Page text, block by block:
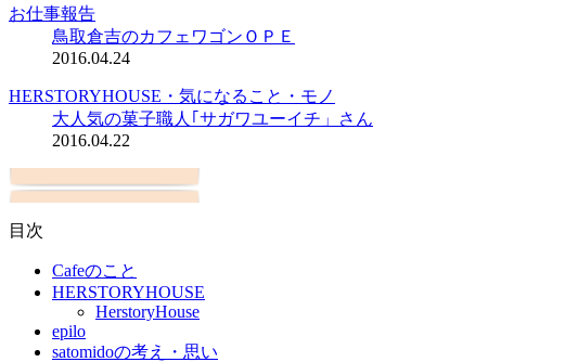
お仕事報告
鳥取倉吉のカフェワゴンＯＰＥ
2016.04.24
HERSTORYHOUSE・気になること・モノ
大人気の菓子職人｢サガワユーイチ」さん
2016.04.22
目次
Cafeのこと
HERSTORYHOUSE
HerstoryHouse
epilo
satomidoの考え・思い